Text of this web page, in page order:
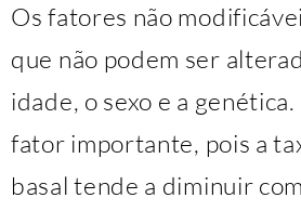
Os fatores não
que não podem ser
idade, o sexo e a
fator importante, pois a
basal tende a diminuir